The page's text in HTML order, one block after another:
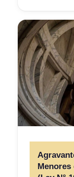
Menores